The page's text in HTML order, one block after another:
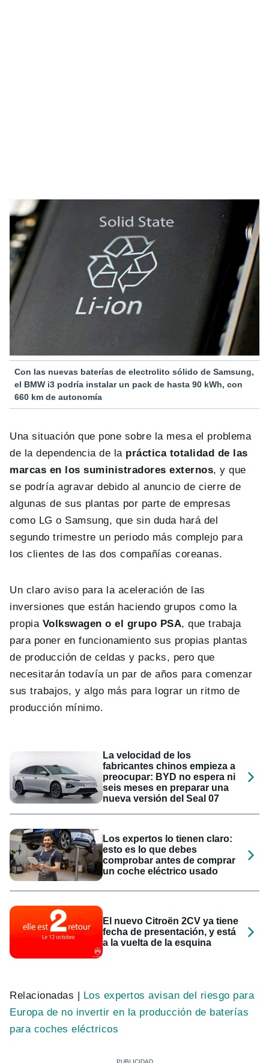
Con las nuevas baterías de electrolito sólido de Samsung,
el BMW i3 podría instalar un pack de hasta 90 kWh, con
660 km de autonomía
Una situación que pone sobre la mesa el problema
de la dependencia de la práctica totalidad de las
marcas en los suministradores externos, y que
se podría agravar debido al anuncio de cierre de
algunas de sus plantas por parte de empresas
como LG o Samsung, que sin duda hará del
segundo trimestre un periodo más complejo para
los clientes de las dos compañías coreanas.
Un claro aviso para la aceleración de las
inversiones que están haciendo grupos como la
propia Volkswagen o el grupo PSA, que trabaja
para poner en funcionamiento sus propias plantas
de producción de celdas y packs, pero que
necesitarán todavía un par de años para comenzar
sus trabajos, y algo más para lograr un ritmo de
producción mínimo.
La velocidad de los
fabricantes chinos empieza a
preocupar: BYD no espera ni
seis meses en preparar una
nueva versión del Seal 07
Los expertos lo tienen claro:
esto es lo que debes
comprobar antes de comprar
un coche eléctrico usado
El nuevo Citroën 2CV ya tiene
fecha de presentación, y está
a la vuelta de la esquina
Relacionadas | Los expertos avisan del riesgo para
Europa de no invertir en la producción de baterías
para coches eléctricos